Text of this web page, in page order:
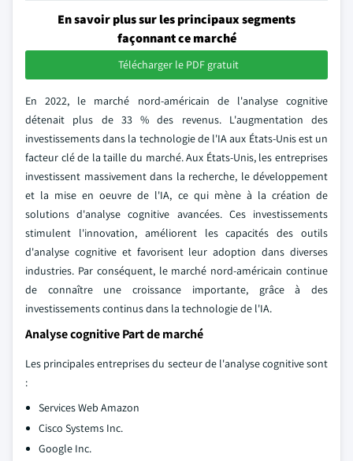
En savoir plus sur les principaux segments
façonnant ce marché
Télécharger le PDF gratuit
En 2022, le marché nord-américain de l'analyse cognitive
détenait plus de 33 % des revenus. L'augmentation des
investissements dans la technologie de l'IA aux États-Unis est un
facteur clé de la taille du marché. Aux États-Unis, les entreprises
investissent massivement dans la recherche, le développement
et la mise en oeuvre de l'IA, ce qui mène à la création de
solutions d'analyse cognitive avancées. Ces investissements
stimulent l'innovation, améliorent les capacités des outils
d'analyse cognitive et favorisent leur adoption dans diverses
industries. Par conséquent, le marché nord-américain continue
de connaître une croissance importante, grâce à des
investissements continus dans la technologie de l'IA.
Analyse cognitive Part de marché
Les principales entreprises du secteur de l'analyse cognitive sont
:
Services Web Amazon
Cisco Systems Inc.
Google Inc.